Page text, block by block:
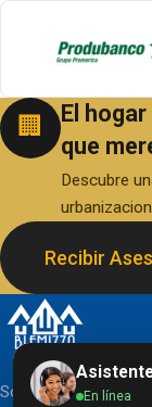
🏢
El
que
Descubre
Recibir
Somos una En línea